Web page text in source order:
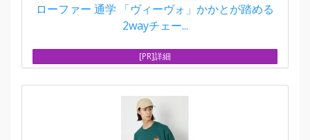
ローファー 通学 「ヴィーヴォ」かかとが踏める
2wayチェー...
[PR]詳細